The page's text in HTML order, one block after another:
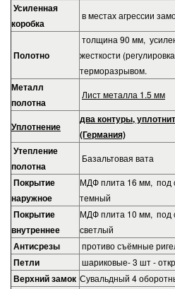
Усиленная
коробка
в местах агрессии
Полотно
толщина 90 мм,
жесткости
терморазрывом.
Металл
полотна
Лист металла 1.5 мм
Уплотнение
два контуры,
(Германия)
Утепление
полотна
Базальтовая вата
Покрытие
наружное
МДФ плита 16 мм, под
темный
Покрытие
внутреннее
МДФ плита 10 мм, под
светлый
Антисрезы противо съёмные
Петли шариковые- 3 шт -
Верхний замок Сувальдный 4